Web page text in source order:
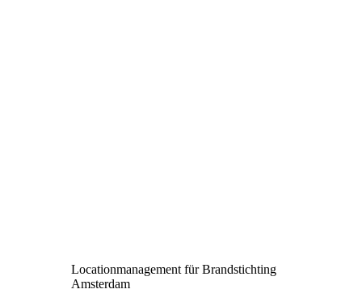
Locationmanagement für Brandstichting
Amsterdam